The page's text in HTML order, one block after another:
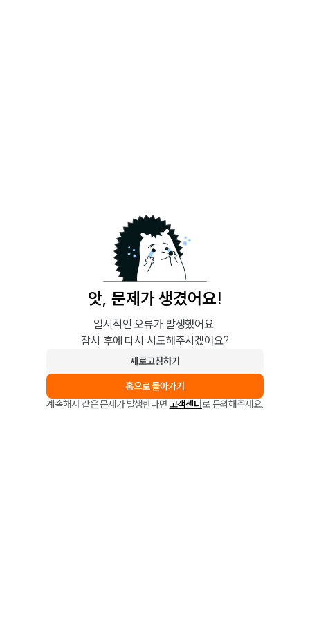
앗, 문제가 생겼어요!
일시적인 오류가 발생했어요.
잠시 후에 다시 시도해주시겠어요?
새로고침하기
홈으로 돌아가기
계속해서 같은 문제가 발생한다면 고객센터로 문의해주세요.